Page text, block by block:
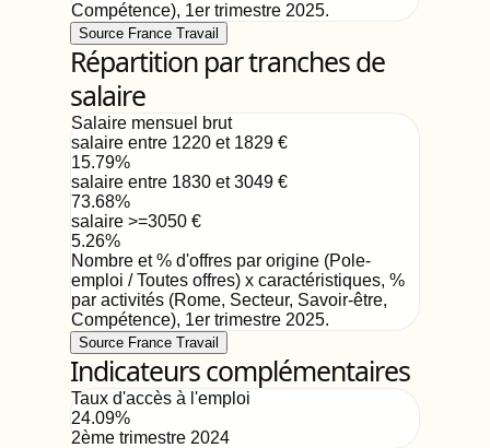
Compétence), 1er trimestre 2025.
Source France Travail
Répartition par tranches de
salaire
Salaire mensuel brut
salaire entre 1220 et 1829 €
15.79%
salaire entre 1830 et 3049 €
73.68%
salaire >=3050 €
5.26%
Nombre et % d'offres par origine (Pole-
emploi / Toutes offres) x caractéristiques, %
par activités (Rome, Secteur, Savoir-être,
Compétence), 1er trimestre 2025.
Source France Travail
Indicateurs complémentaires
Taux d'accès à l'emploi
24.09%
2ème trimestre 2024